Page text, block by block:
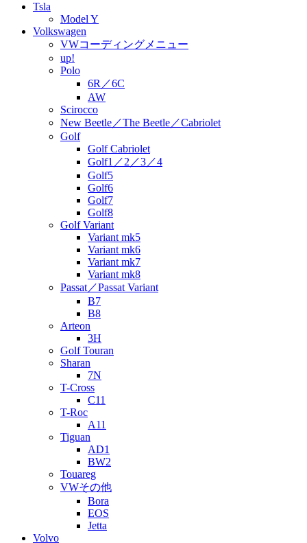
Tsla
Model Y
Volkswagen
VWコーディングメニュー
up!
Polo
6R／6C
AW
Scirocco
New Beetle／The Beetle／Cabriolet
Golf
Golf Cabriolet
Golf1／2／3／4
Golf5
Golf6
Golf7
Golf8
Golf Variant
Variant mk5
Variant mk6
Variant mk7
Variant mk8
Passat／Passat Variant
B7
B8
Arteon
3H
Golf Touran
Sharan
7N
T-Cross
C11
T-Roc
A11
Tiguan
AD1
BW2
Touareg
VWその他
Bora
EOS
Jetta
Volvo